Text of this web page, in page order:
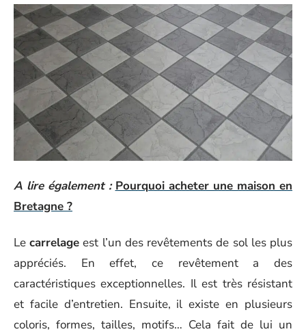
A lire également : Pourquoi acheter une maison en
Bretagne ?
Lecarrelage est l’un des revêtements de sol les plus
appréciés. En effet, ce revêtement a des
caractéristiques exceptionnelles. Il est très résistant
et facile d’entretien. Ensuite, il existe en plusieurs
coloris, formes, tailles, motifs… Cela fait de lui un